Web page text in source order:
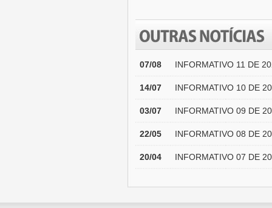
07/08 INFORMATIVO 11 DE
14/07 INFORMATIVO 10 DE
03/07 INFORMATIVO 09 DE
22/05 INFORMATIVO 08 DE
20/04 INFORMATIVO 07 DE